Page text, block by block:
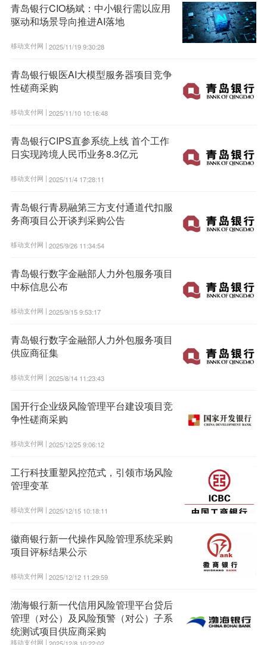
青岛银行CIO杨斌：中小银行需以应用
驱动和场景导向推进AI落地
移动支付网 | 2025/11/19 9:30:28
青岛银行银医AI大模型服务器项目竞争
性磋商采购
移动支付网 | 2025/11/10 10:16:48
青岛银行CIPS直参系统上线 首个工作
日实现跨境人民币业务8.3亿元
移动支付网 | 2025/11/4 17:28:11
青岛银行青易融第三方支付通道代扣服
务商项目公开谈判采购公告
移动支付网 | 2025/9/26 11:34:54
青岛银行数字金融部人力外包服务项目
中标信息公布
移动支付网 | 2025/9/15 9:53:17
青岛银行数字金融部人力外包服务项目
供应商征集
移动支付网 | 2025/8/14 11:23:43
国开行企业级风险管理平台建设项目竞
争性磋商采购
移动支付网 | 2025/12/25 9:06:12
工行科技重塑风控范式，引领市场风险
管理变革
移动支付网 | 2025/12/15 10:18:11
徽商银行新一代操作风险管理系统采购
项目评标结果公示
移动支付网 | 2025/12/12 11:29:59
渤海银行新一代信用风险管理平台贷后
管理（对公）及风险预警（对公）子系
统测试项目供应商采购
移动支付网 |